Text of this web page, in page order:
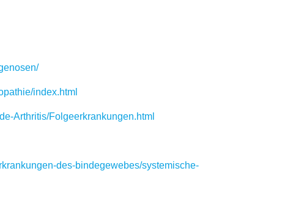
index.html
Arthritis/Folgeerkrankungen.html
des-bindegewebes/systemische-